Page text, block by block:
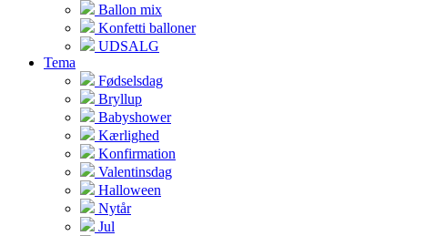
Ballon mix
Konfetti balloner
UDSALG
Tema
Fødselsdag
Bryllup
Babyshower
Kærlighed
Konfirmation
Valentinsdag
Halloween
Nytår
Jul